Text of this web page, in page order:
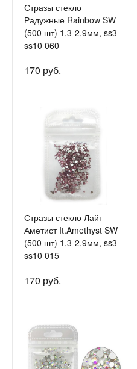
Стразы стекло
Радужные Rainbow SW
(500 шт) 1,3-2,9мм, ss3-
ss10 060
170 руб.
Стразы стекло Лайт
Аметист It.Amethyst SW
(500 шт) 1,3-2,9мм, ss3-
ss10 015
170 руб.